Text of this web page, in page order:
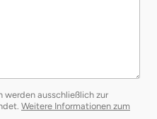
werden ausschließlich zur
Weitere Informationen zum